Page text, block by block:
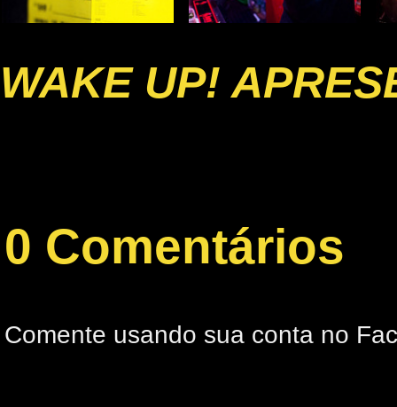
WAKE UP!
0 Comentários
Comente usando sua conta no